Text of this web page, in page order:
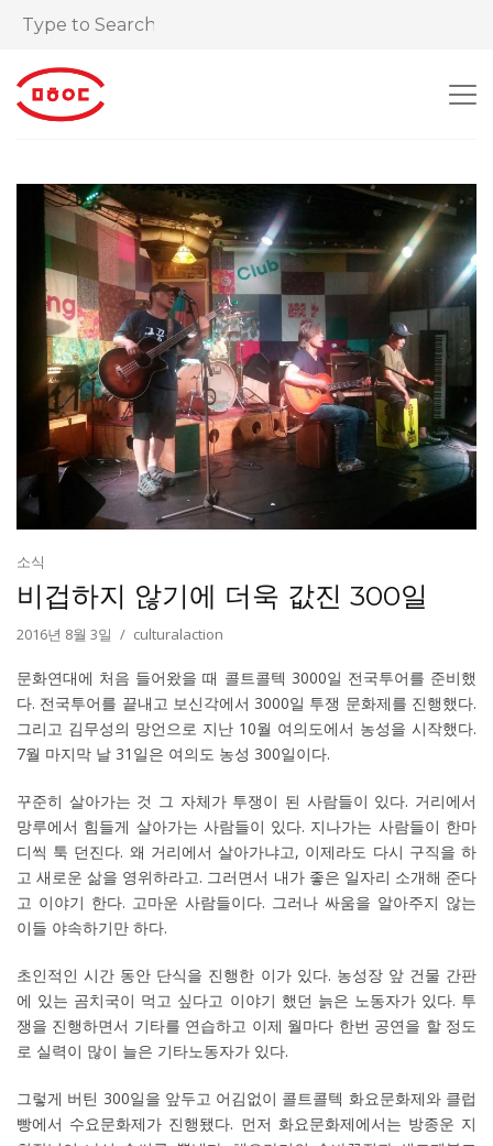
소식
비겁하지 않기에 더욱 값진 300일
2016년 8월 3일 culturalaction
문화연대에 처음 들어왔을 때 콜트콜텍 3000일 전국투어를 준비했
다. 전국투어를 끝내고 보신각에서 3000일 투쟁 문화제를 진행했다.
그리고 김무성의 망언으로 지난 10월 여의도에서 농성을 시작했다.
7월 마지막 날 31일은 여의도 농성 300일이다.
꾸준히 살아가는 것 그 자체가 투쟁이 된 사람들이 있다. 거리에서
망루에서 힘들게 살아가는 사람들이 있다. 지나가는 사람들이 한마
디씩 툭 던진다. 왜 거리에서 살아가냐고, 이제라도 다시 구직을 하
고 새로운 삶을 영위하라고. 그러면서 내가 좋은 일자리 소개해 준다
고 이야기 한다. 고마운 사람들이다. 그러나 싸움을 알아주지 않는
이들 야속하기만 하다.
초인적인 시간 동안 단식을 진행한 이가 있다. 농성장 앞 건물 간판
에 있는 곰치국이 먹고 싶다고 이야기 했던 늙은 노동자가 있다. 투
쟁을 진행하면서 기타를 연습하고 이제 월마다 한번 공연을 할 정도
로 실력이 많이 늘은 기타노동자가 있다.
그렇게 버틴 300일을 앞두고 어김없이 콜트콜텍 화요문화제와 클럽
빵에서 수요문화제가 진행됐다. 먼저 화요문화제에서는 방종운 지